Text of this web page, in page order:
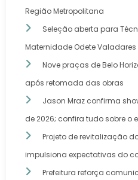
Região Metropolitana
Seleção aberta para
Maternidade Odete Valadares
Nove praças de Belo
após retomada das obras
Jason Mraz confirma
de 2026; confira tudo sobre o
Projeto de revitalização
impulsiona expectativas do
Prefeitura reforça